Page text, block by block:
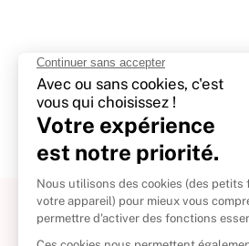
À propos